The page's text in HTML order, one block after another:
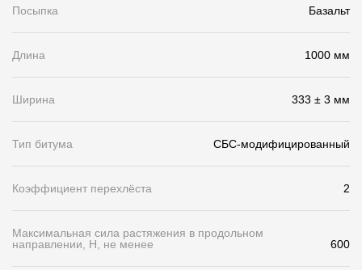
Гарантии
Фото объектов
Сервисы
Конструктор
Посыпка Базальт
Длина 1000 мм
Ширина 333 ± 3 мм
Тип битума СБС-модифицированный
Коэффициент перехлёста 2
Максимальная сила растяжения в продольном
направлении, Н, не менее
600